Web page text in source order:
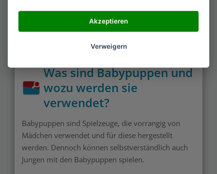
Was sind Babypuppen und
wozu werden sie
verwendet?
Babypuppen sind Spielzeuge, die vorrangig von
Mädchen verwendet und für diese hergestellt
werden. Dennoch können selbstverständlich auch
Jungen mit den Babypuppen spielen.
Akzeptieren
Verweigern